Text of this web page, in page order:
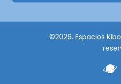
©2026. Espacios